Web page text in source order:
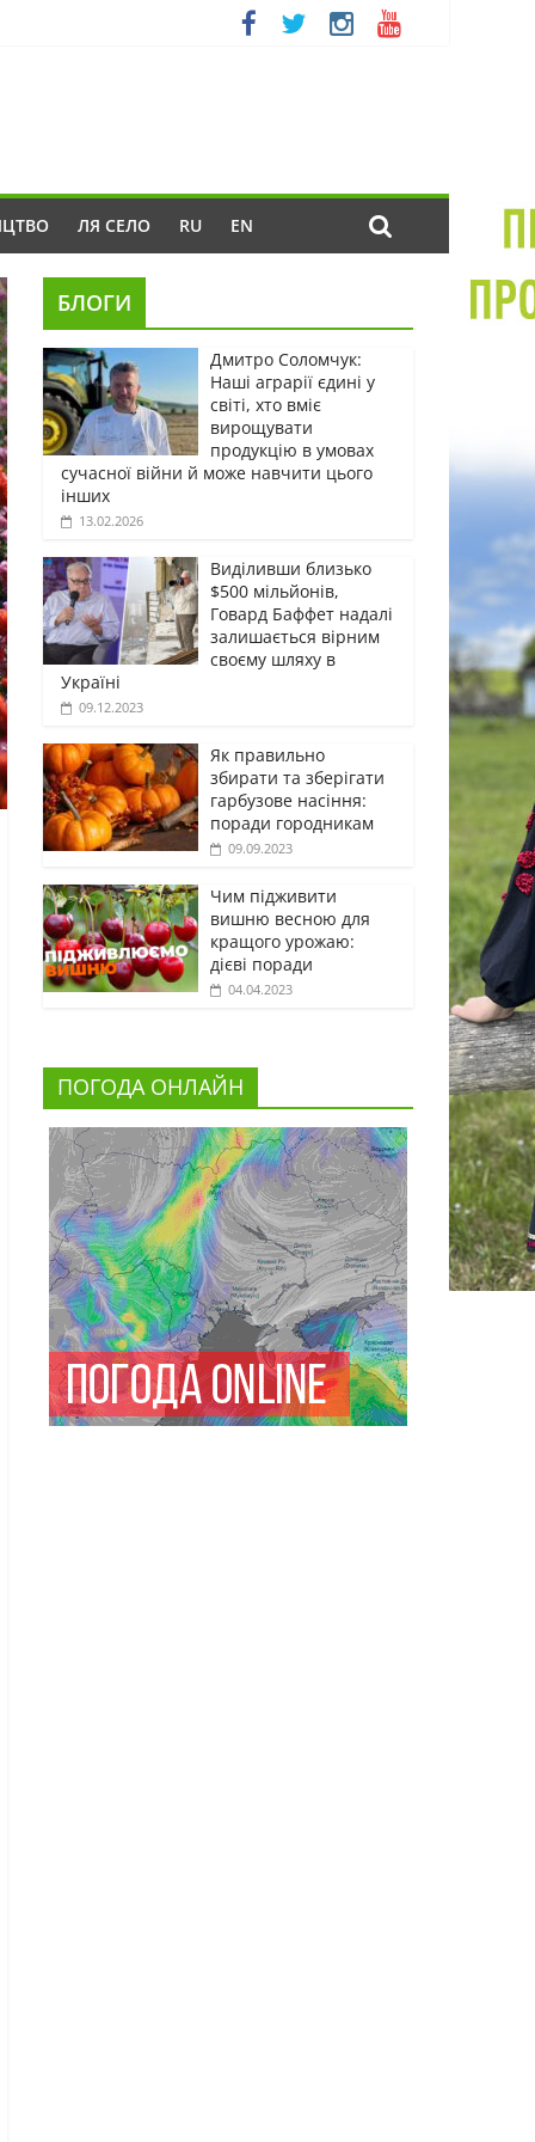
ЛЯ СЕЛО RU EN
БЛОГИ
Дмитро Соломчук:
Наші аграрії єдині у
світі, хто вміє
вирощувати
продукцію в умовах
сучасної війни й може навчити цього
інших
13.02.2026
Виділивши близько
$500 мільйонів,
Говард Баффет надалі
залишається вірним
своєму шляху в
Україні
09.12.2023
Як правильно
збирати та зберігати
гарбузове насіння:
поради городникам
09.09.2023
Чим підживити
вишню весною для
кращого урожаю:
дієві поради
04.04.2023
ПОГОДА ОНЛАЙН